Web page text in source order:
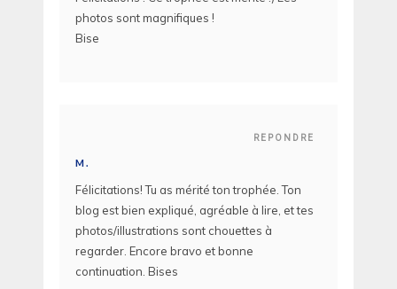
photos sont magnifiques !
Bise
REPONDRE
M.
Félicitations! Tu as mérité ton trophée. Ton
blog est bien expliqué, agréable à lire, et tes
photos/illustrations sont chouettes à
regarder. Encore bravo et bonne
continuation. Bises